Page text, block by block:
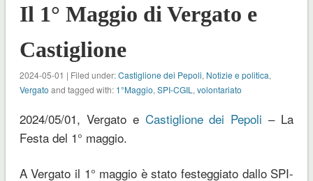
Il 1° Maggio di Vergato e
Castiglione
2024-05-01 | Filed under:Castiglione dei Pepoli, Notizie e politica,
Vergato and tagged with: 1°Maggio, SPI-CGIL , volontariato
2024/05/01, Vergato e Castiglione dei Pepoli – La
Festa del 1° maggio.
A Vergato il 1° maggio è stato festeggiato dallo SPI-